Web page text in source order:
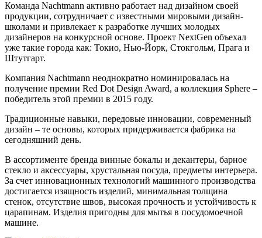
Команда Nachtmann активно работает над дизайном своей
продукции, сотрудничает с известными мировыми дизайн-
школами и привлекает к разработке лучших молодых
дизайнеров на конкурсной основе. Проект NextGen объехал
уже такие города как: Токио, Нью-Йорк, Стокгольм, Прага и
Штутгарт.
Компания Nachtmann неоднократно номинировалась на
получение премии Red Dot Design Award, а коллекция Sphere –
победитель этой премии в 2015 году.
Традиционные навыки, передовые инновации, современный
дизайн – те основы, которых придерживается фабрика на
сегодняшний день.
В ассортименте бренда винные бокалы и декантеры, барное
стекло и аксессуары, хрустальная посуда, предметы интерьера.
За счет инновационных технологий машинного производства
достигается изящность изделий, минимальная толщина
стенок, отсутствие швов, высокая прочность и устойчивость к
царапинам. Изделия пригодны для мытья в посудомоечной
машине.